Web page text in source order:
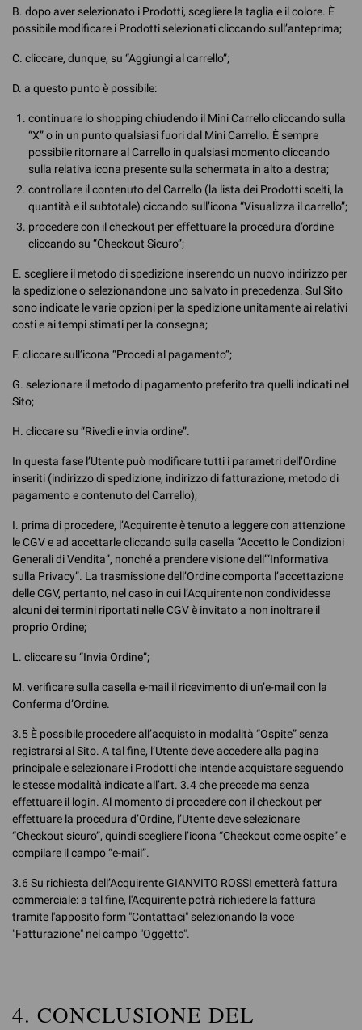
B. dopo aver selezionato i Prodotti, scegliere la taglia e il colore. È
possibile modificare i Prodotti selezionati cliccando sull’anteprima;
C. cliccare, dunque, su “Aggiungi al carrello”;
D. a questo punto è possibile:
continuare lo shopping chiudendo il Mini Carrello cliccando sulla
“X” o in un punto qualsiasi fuori dal Mini Carrello. È sempre
possibile ritornare al Carrello in qualsiasi momento cliccando
sulla relativa icona presente sulla schermata in alto a destra;
controllare il contenuto del Carrello (la lista dei Prodotti scelti, la
quantità e il subtotale) ciccando sull’icona “Visualizza il carrello”;
procedere con il checkout per effettuare la procedura d’ordine
cliccando su “Checkout Sicuro”;
E. scegliere il metodo di spedizione inserendo un nuovo indirizzo per
la spedizione o selezionandone uno salvato in precedenza. Sul Sito
sono indicate le varie opzioni per la spedizione unitamente ai relativi
costi e ai tempi stimati per la consegna;
F. cliccare sull’icona “Procedi al pagamento”;
G. selezionare il metodo di pagamento preferito tra quelli indicati nel
Sito;
H. cliccare su “Rivedi e invia ordine”.
In questa fase l’Utente può modificare tutti i parametri dell’Ordine
inseriti (indirizzo di spedizione, indirizzo di fatturazione, metodo di
pagamento e contenuto del Carrello);
I. prima di procedere, l’Acquirente è tenuto a leggere con attenzione
le CGV e ad accettarle cliccando sulla casella “Accetto le Condizioni
Generali di Vendita”, nonché a prendere visione dell’“Informativa
sulla Privacy”. La trasmissione dell’Ordine comporta l’accettazione
delle CGV, pertanto, nel caso in cui l’Acquirente non condividesse
alcuni dei termini riportati nelle CGV è invitato a non inoltrare il
proprio Ordine;
L. cliccare su “Invia Ordine”;
M. verificare sulla casella e-mail il ricevimento di un’e-mail con la
Conferma d’Ordine.
3.5 È possibile procedere all’acquisto in modalità “Ospite” senza
registrarsi al Sito. A tal fine, l’Utente deve accedere alla pagina
principale e selezionare i Prodotti che intende acquistare seguendo
le stesse modalità indicate all’art. 3.4 che precede ma senza
effettuare il login. Al momento di procedere con il checkout per
effettuare la procedura d’Ordine, l’Utente deve selezionare
“Checkout sicuro”, quindi scegliere l’icona “Checkout come ospite” e
compilare il campo “e-mail”.
3.6 Su richiesta dell’Acquirente GIANVITO ROSSI emetterà fattura
commerciale: a tal fine, l'Acquirente potrà richiedere la fattura
tramite l'apposito form "Contattaci" selezionando la voce
"Fatturazione" nel campo "Oggetto".
4. CONCLUSIONE DEL